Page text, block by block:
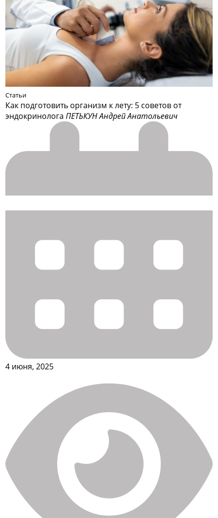
Статьи
Как подготовить организм к лету: 5 советов от
эндокринолога ПЕТЬКУН Андрей Анатольевич
4 июня, 2025